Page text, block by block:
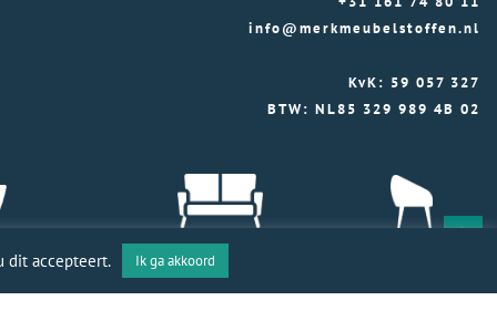
info@merkmeubelstoffen.nl
KvK: 59 057 327
BTW: NL85 329 989 4B 02
dit accepteert. Ik ga akkoord